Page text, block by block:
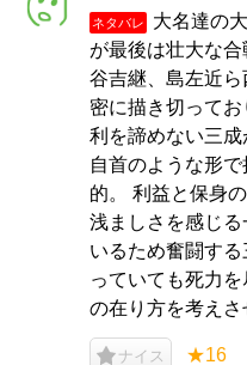
ネタバレ
大名達の
が最後は壮大な
谷吉継、島左近
密に描き切って
利を諦めない三
自首のような形
的。 利益と保身
浅ましさを感じ
いるため奮闘す
っていても死力
の在り方を考えさ
ナイス ★16